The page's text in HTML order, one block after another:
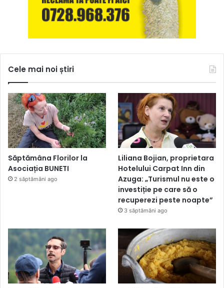
Cele mai noi știri
Săptămâna Florilor la
Asociația BUNETI
2 săptămâni ago
Liliana Bojian, proprietara
Hotelului Carpat Inn din
Azuga: „Turismul nu este o
investiție pe care să o
recuperezi peste noapte”
3 săptămâni ago